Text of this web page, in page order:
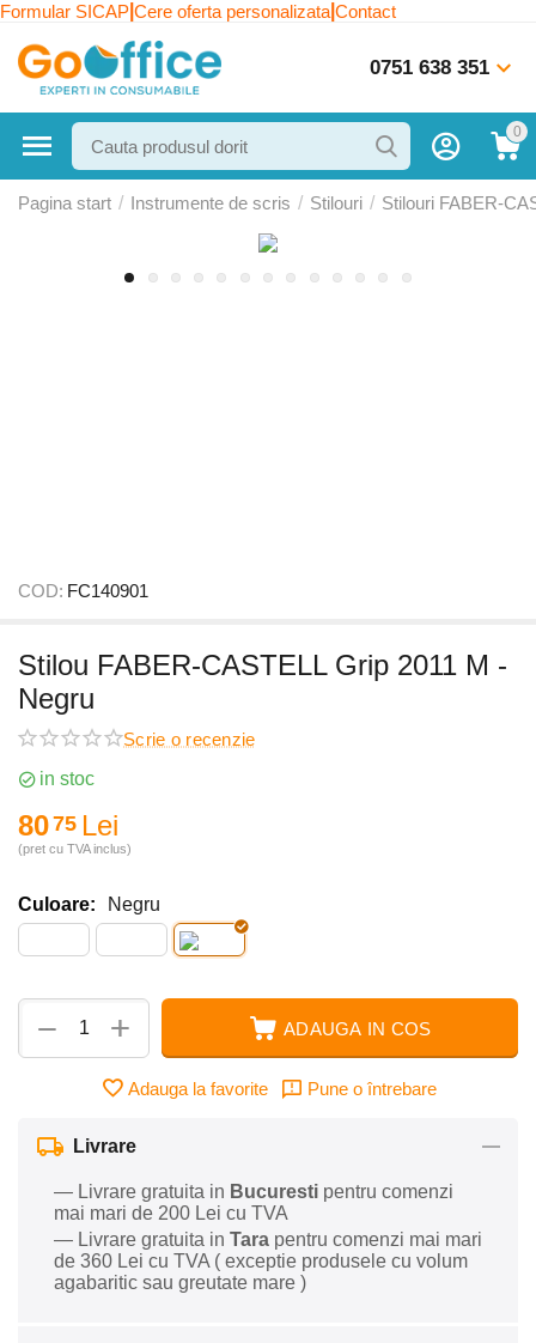
Formular SICAP Cere oferta personalizata Contact
0751 638 351
0
Pagina start / Instrumente de scris / Stilouri / Stilouri FABER-
COD: FC140901
Stilou FABER-CASTELL Grip 2011 M -
Negru
Scrie o recenzie
in stoc
8075 Lei
(pret cu TVA inclus)
Culoare: Negru
+
− ADAUGA IN COS
Adauga la favorite Pune o întrebare
Livrare
— Livrare gratuita in Bucuresti pentru comenzi
mai mari de 200 Lei cu TVA
— Livrare gratuita in Tara pentru comenzi mai mari
de 360 Lei cu TVA ( exceptie produsele cu volum
agabaritic sau greutate mare )